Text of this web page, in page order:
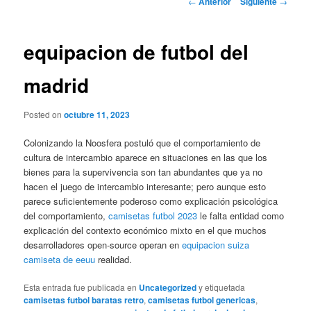
equipacion de futbol del
madrid
Posted onoctubre 11, 2023
Colonizando la Noosfera postuló que el comportamiento de
cultura de intercambio aparece en situaciones en las que los
bienes para la supervivencia son tan abundantes que ya no
hacen el juego de intercambio interesante; pero aunque esto
parece suficientemente poderoso como explicación psicológica
del comportamiento,camisetas futbol 2023 le falta entidad como
explicación del contexto económico mixto en el que muchos
desarrolladores open-source operan enequipacion suiza
camiseta de eeuu realidad.
Esta entrada fue publicada en Uncategorizedy etiquetada
camisetas futbol baratas retro,camisetas futbol genericas,